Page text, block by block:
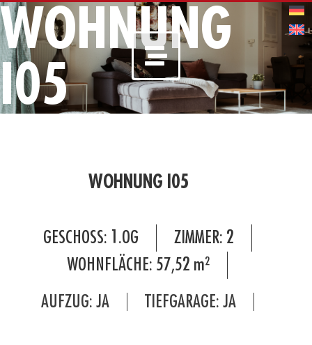
WOHNUNG
I05
WOHNUNG I05
GESCHOSS: 1.OG ZIMMER: 2
WOHNFLÄCHE: 57,52 m²
AUFZUG: JA TIEFGARAGE: JA